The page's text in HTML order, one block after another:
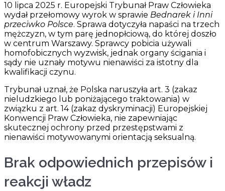
10 lipca 2025 r. Europejski Trybunał Praw Człowieka
wydał przełomowy wyrok w sprawie Bednarek i Inni
przeciwko Polsce. Sprawa dotyczyła napaści na trzech
mężczyzn, w tym parę jednopłciową, do której doszło
w centrum Warszawy. Sprawcy pobicia używali
homofobicznych wyzwisk, jednak organy ścigania i
sądy nie uznały motywu nienawiści za istotny dla
kwalifikacji czynu.
Trybunał uznał, że Polska naruszyła art. 3 (zakaz
nieludzkiego lub poniżającego traktowania) w
związku z art. 14 (zakaz dyskryminacji) Europejskiej
Konwencji Praw Człowieka, nie zapewniając
skutecznej ochrony przed przestępstwami z
nienawiści motywowanymi orientacją seksualną.
Brak odpowiednich przepisów i
reakcji władz